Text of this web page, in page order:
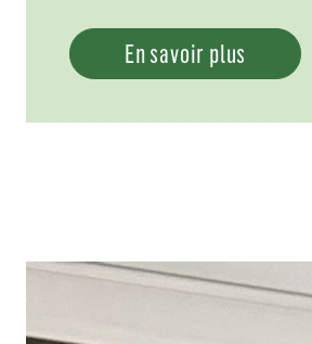
En savoir plus